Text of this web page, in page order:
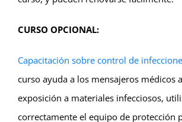
CURSO OPCIONAL:
Capacitación sobre control de
curso ayuda a los mensajeros médicos
exposición a materiales infecciosos,
correctamente el equipo de protección